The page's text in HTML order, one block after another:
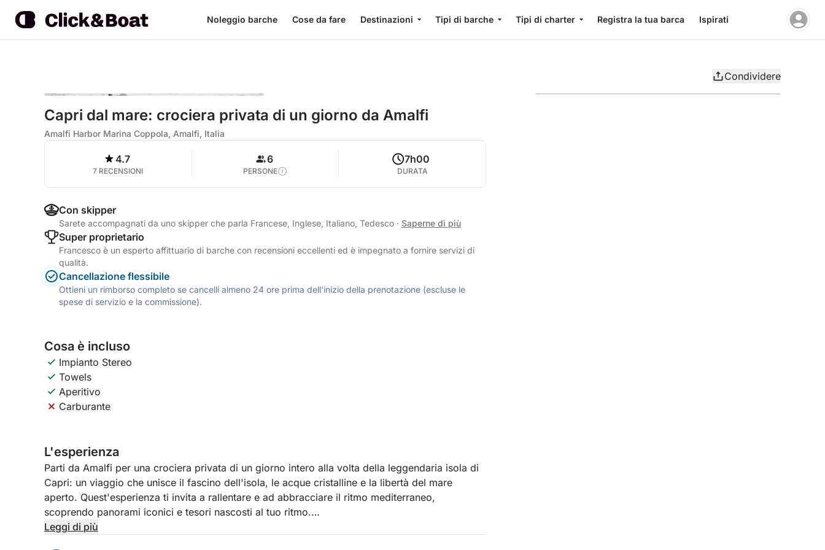
Noleggio barche Cose da fare Destinazioni Tipi di barche Tipi di charter Registra la tua barca Ispirati
Condividere
Capri dal mare: crociera privata di un giorno da Amalfi
Amalfi Harbor Marina Coppola, Amalfi, Italia
4.7
7 RECENSIONI
6
PERSONE
7h00
DURATA
Con skipper
Sarete accompagnati da uno skipper che parla Francese, Inglese, Italiano, Tedesco · Saperne di più
Super proprietario
Francesco è un esperto affittuario di barche con recensioni eccellenti ed è impegnato a fornire servizi di
qualità.
Cancellazione flessibile
Ottieni un rimborso completo se cancelli almeno 24 ore prima dell'inizio della prenotazione (escluse le
spese di servizio e la commissione).
Cosa è incluso
Impianto Stereo
Towels
Aperitivo
Carburante
L'esperienza
Parti da Amalfi per una crociera privata di un giorno intero alla volta della leggendaria isola di
Capri: un viaggio che unisce il fascino dell'isola, le acque cristalline e la libertà del mare
aperto. Quest'esperienza ti invita a rallentare e ad abbracciare il ritmo mediterraneo,
scoprendo panorami iconici e tesori nascosti al tuo ritmo.
Leggi di più